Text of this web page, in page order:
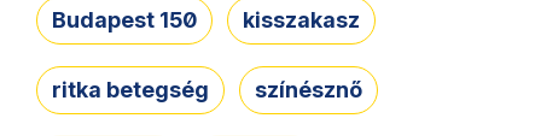
Budapest 150 kisszakasz
ritka betegség színésznő